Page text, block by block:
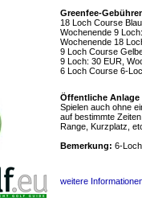
Greenfee-
18 Loch Course
Wochenende 9
Wochenende 18
9 Loch Course
9 Loch: 30 EUR,
6 Loch Course 6-
Öffentliche Anlage
Spielen auch ohne
auf bestimmte
Range, Kurzplatz,
Bemerkung: 6-
weitere